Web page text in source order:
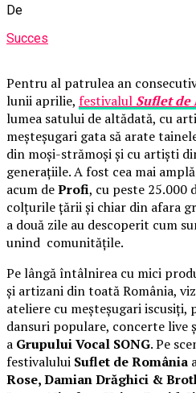
De
Succes
Pentru al patrulea an
lunii aprilie, festivalul Suflet de
lumea satului de altădată, cu
meșteșugari gata să arate
din moși-strămoși și cu artiști
generațiile. A fost cea mai
acum deProfi, cu peste
colțurile țării și chiar din afara
a două zile au descoperit cum
unind comunitățile.
Pe lângă întâlnirea cu mici
și artizani din toată România,
ateliere cu meșteșugari iscusiți,
dansuri populare, concerte live
a Grupului Vocal SONG. Pe
festivalului Suflet de România
Rose, Damian Drăghici &